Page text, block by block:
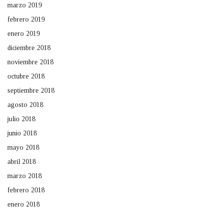
marzo 2019
febrero 2019
enero 2019
diciembre 2018
noviembre 2018
octubre 2018
septiembre 2018
agosto 2018
julio 2018
junio 2018
mayo 2018
abril 2018
marzo 2018
febrero 2018
enero 2018